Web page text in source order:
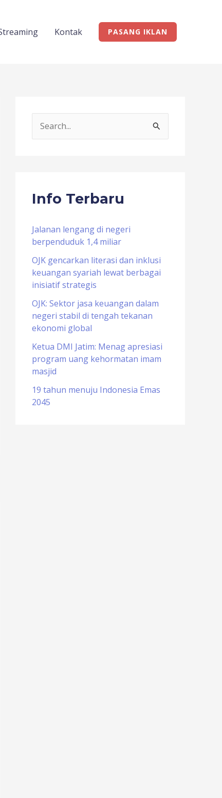
Kontak PASANG IKLAN
c
f
o
r
:
Info Terbaru
Jalanan lengang di negeri
berpenduduk 1,4 miliar
OJK gencarkan literasi dan inklusi
keuangan syariah lewat berbagai
inisiatif strategis
OJK: Sektor jasa keuangan dalam
negeri stabil di tengah tekanan
ekonomi global
Ketua DMI Jatim: Menag apresiasi
program uang kehormatan imam
masjid
19 tahun menuju Indonesia Emas
2045